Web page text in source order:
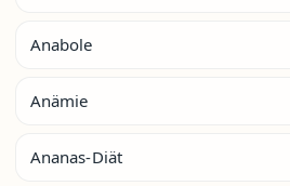
Anabole
Anämie
Ananas-Diät